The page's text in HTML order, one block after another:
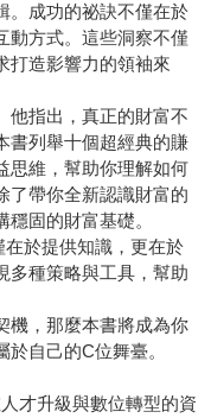
。成功的祕訣不僅在於
動方式。這些洞察不僅
打造影響力的領袖來
他指出，真正的財富不
書列舉十個超經典的賺
思維，幫助你理解如何
了帶你全新認識財富的
固的財富基礎。
在於提供知識，更在於
多種策略與工具，幫助
機，那麼本書將成為你
自己的C位舞臺。
才升級與數位轉型的資